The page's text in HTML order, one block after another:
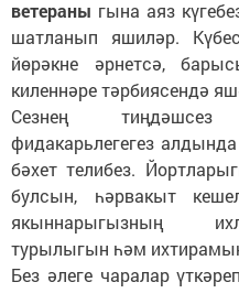
ветераны гына аяз
шатланып яшиләр.
йөрәкне әрнетсә,
киленнәре тәрбиясендә
Сезнең
фидакарьлегегез
бәхет телибез.
булсын, һәрвакыт
якыннарыгызның
турылыгын һәм
Без әлеге чаралар